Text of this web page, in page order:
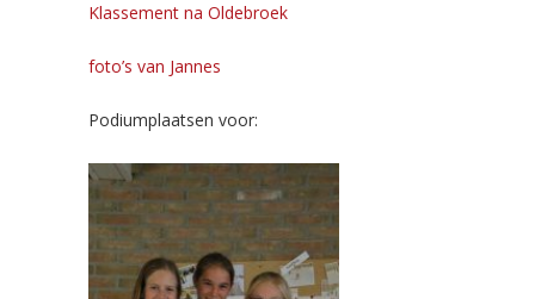
Klassement na Oldebroek
foto’s van Jannes
Podiumplaatsen voor: